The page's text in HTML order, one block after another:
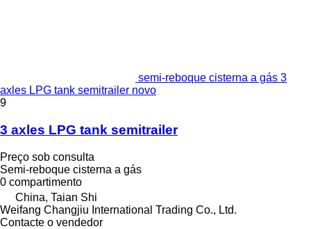
semi-reboque cisterna a gás 3
axles LPG tank semitrailer novo
9
3 axles LPG tank semitrailer
Preço sob consulta
Semi-reboque cisterna a gás
0 compartimento
China, Taian Shi
Weifang Changjiu International Trading Co., Ltd.
Contacte o vendedor